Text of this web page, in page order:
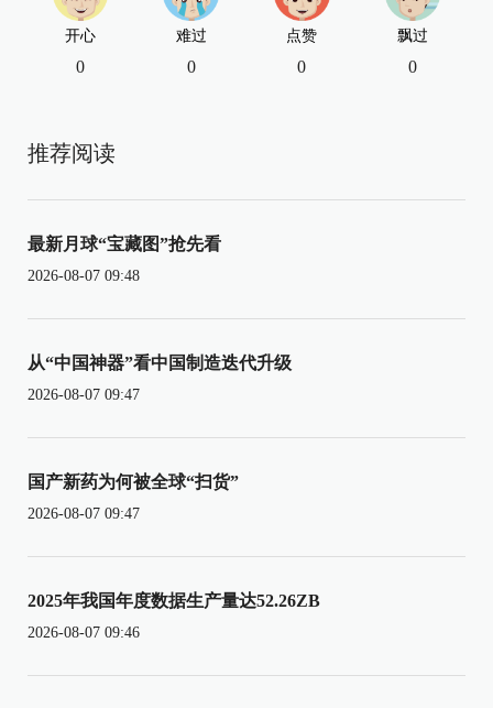
开心
0
难过
0
点赞
0
飘过
0
推荐阅读
最新月球“宝藏图”抢先看
2026-08-07 09:48
从“中国神器”看中国制造迭代升级
2026-08-07 09:47
国产新药为何被全球“扫货”
2026-08-07 09:47
2025年我国年度数据生产量达52.26ZB
2026-08-07 09:46